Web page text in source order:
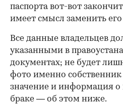
паспорта вот-вот
имеет смысл заменить его
Все данные владельцев
указанными в
документах; не будет
фото именно
значение и информация
браке — об этом ниже.